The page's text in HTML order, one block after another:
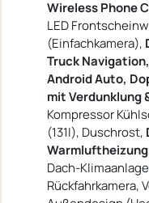
Wireless Phone
LED
(Einfachkamera),
Truck
Android Auto,
mit Verdunklung
Kompressor
(131l), Duschrost,
Warmluftheizung
Dach-
Rückfahrkamera,